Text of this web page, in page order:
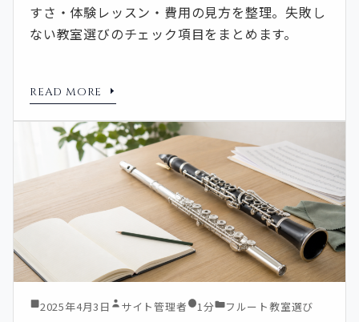
すさ・体験レッスン・費用の見方を整理。失敗し
ない教室選びのチェック項目をまとめます。
READ MORE
2025年4月3日 サイト管理者 1分 フルート教室選び